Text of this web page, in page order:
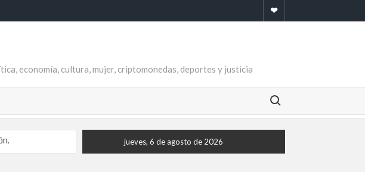
Newsletter
economía, cultura, mujer, criptomonedas, deportes y justicia
Buscar:
jueves, 6 de agosto de 2026